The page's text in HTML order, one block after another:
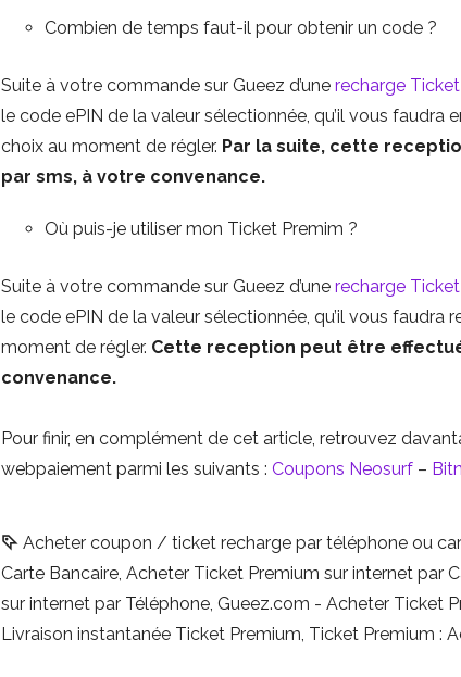
Combien de temps faut-il pour obtenir un code ?
Suite à votre commande sur Gueez d’une recharge
le code ePIN de la valeur sélectionnée, qu’il vous faudra
choix au moment de régler. Par la suite, cette
par sms, à votre convenance.
Où puis-je utiliser mon Ticket Premim ?
Suite à votre commande sur Gueez d’une recharge
le code ePIN de la valeur sélectionnée, qu’il vous faudra
moment de régler. Cette reception peut être
convenance.
Pour finir, en complément de cet article, retrouvez
webpaiement parmi les suivants : Coupons Neosurf –
Acheter coupon / ticket recharge par téléphone ou
Carte Bancaire, Acheter Ticket Premium sur internet par
sur internet par Téléphone, Gueez.com - Acheter Ticket
Livraison instantanée Ticket Premium, Ticket Premium :